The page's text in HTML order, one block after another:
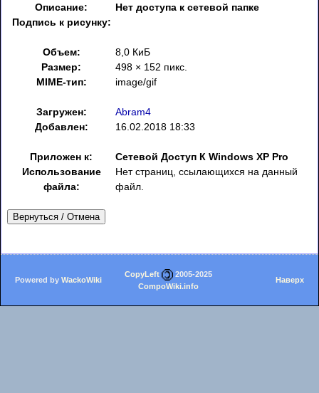
Описание:
Нет доступа к сетевой папке
Подпись к рисунку:
Объем:
8,0 КиБ
Размер:
498 × 152 пикс.
MIME-тип:
image/gif
Загружен:
Abram4
Добавлен:
16.02.2018 18:33
Приложен к:
Сетевой Доступ К Windows XP Pro
Использование
файла:
Нет страниц, ссылающихся на данный
файл.
Вернуться / Отмена
Powered by WackoWiki
CopyLeft
2005-2025
CompoWiki.info
Наверх